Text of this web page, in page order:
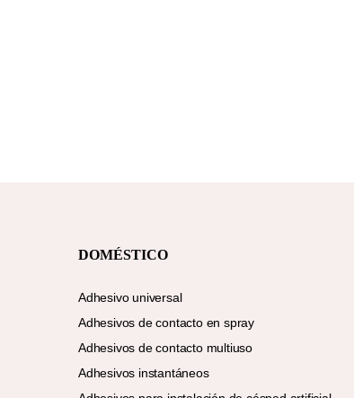
DOMÉSTICO
Adhesivo universal
Adhesivos de contacto en spray
Adhesivos de contacto multiuso
Adhesivos instantáneos